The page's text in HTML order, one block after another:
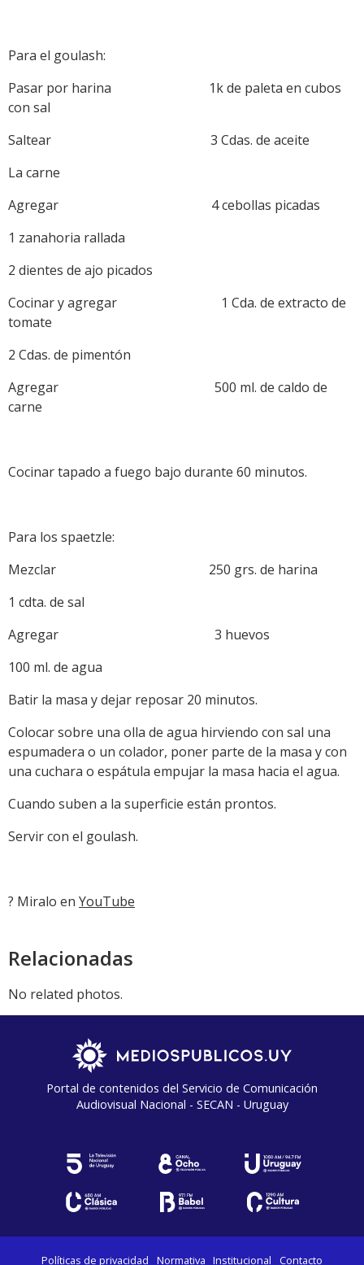
Para el goulash:
Pasar por harina 1k de paleta en cubos
con sal
Saltear 3 Cdas. de aceite
La carne
Agregar 4 cebollas picadas
1 zanahoria rallada
2 dientes de ajo picados
Cocinar y agregar 1 Cda. de extracto de
tomate
2 Cdas. de pimentón
Agregar 500 ml. de caldo de
carne
Cocinar tapado a fuego bajo durante 60 minutos.
Para los spaetzle:
Mezclar 250 grs. de harina
1 cdta. de sal
Agregar 3 huevos
100 ml. de agua
Batir la masa y dejar reposar 20 minutos.
Colocar sobre una olla de agua hirviendo con sal una
espumadera o un colador, poner parte de la masa y con
una cuchara o espátula empujar la masa hacia el agua.
Cuando suben a la superficie están prontos.
Servir con el goulash.
? Miralo en YouTube
Relacionadas
No related photos.
Portal de contenidos del Servicio de Comunicación
Audiovisual Nacional - SECAN - Uruguay
Políticas de privacidad Normativa Institucional Contacto